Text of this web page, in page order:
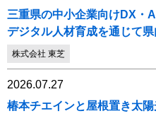
三重県の中小企業向けDX・
デジタル人材育成を通じて
株式会社 東芝
2026.07.27
椿本チエインと屋根置き太